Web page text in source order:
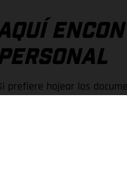
prefiere hojear los